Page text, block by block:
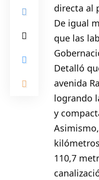
directa al
De igual
que las
Detalló
avenida
logrando
y
110,7